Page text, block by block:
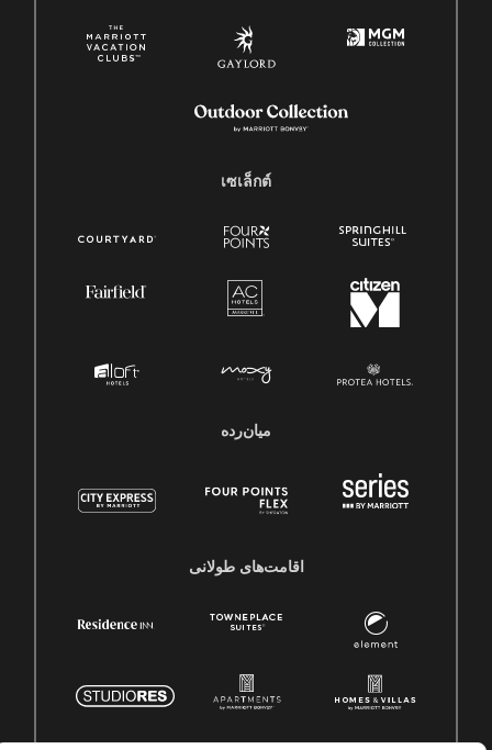
เซเล็กต์
میان‌رده
اقامت‌های طولانی